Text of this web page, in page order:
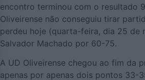
encontro terminou com o resultado
Oliveirense não conseguiu tirar
perdeu hoje (quarta-feira, dia 25 de
Salvador Machado por 60-75.
A UD Oliveirense chegou ao fim da
apenas por apenas dois pontos 33-